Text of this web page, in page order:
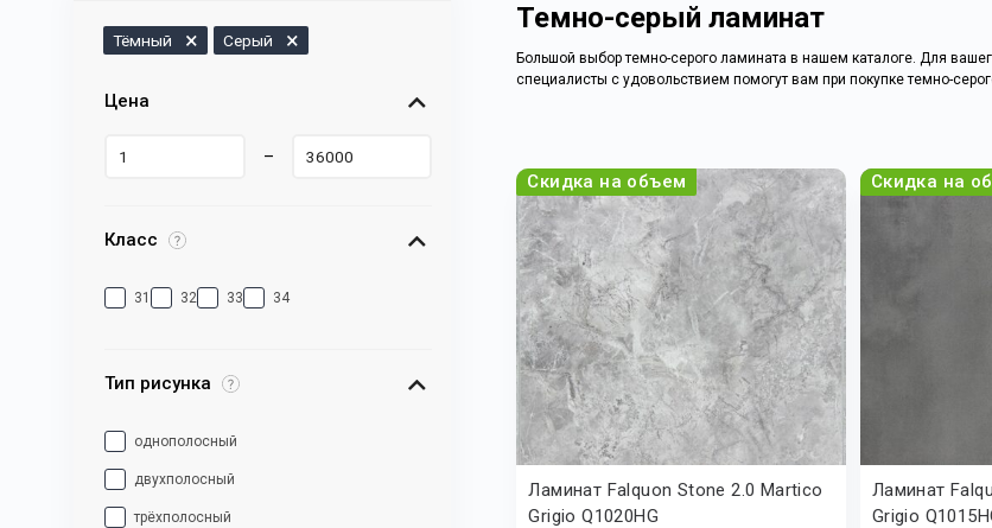
Тёмный Серый
Цена
–
Класс
31 32 33 34
Тип рисунка
однополосный
двухполосный
трёхполосный
Темно-серый ламинат
Большой выбор темно-серого ламината в нашем каталоге. Для
специалисты с удовольствием помогут вам при покупке темно-
Скидка на объем
Ламинат Falquon Stone 2.0 Martico
Grigio Q1020HG
Скидка на
Ламинат
Grigio